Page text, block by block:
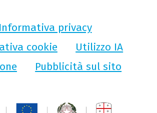
Informativa privacy
cookie
Utilizzo IA
Pubblicità sul sito